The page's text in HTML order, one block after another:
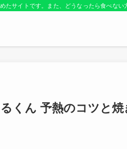
たサイトです。また、どうなったら食べな
くん 予熱のコツと